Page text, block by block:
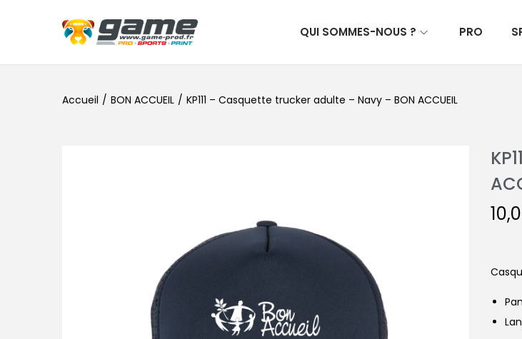
QUI SOMMES-NOUS ? PRO
Accueil / BON ACCUEIL / KP111 – Casquette trucker adulte – Navy – BON ACCUEIL